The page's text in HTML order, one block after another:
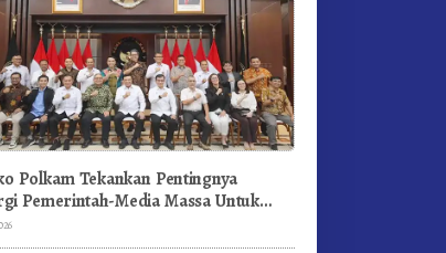
Polkam Tekankan Pentingnya
Pemerintah-Media Massa Untuk
Bangsa